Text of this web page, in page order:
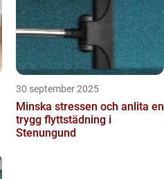
30 september 2025
Minska stressen och anlita en
trygg flyttstädning i
Stenungund